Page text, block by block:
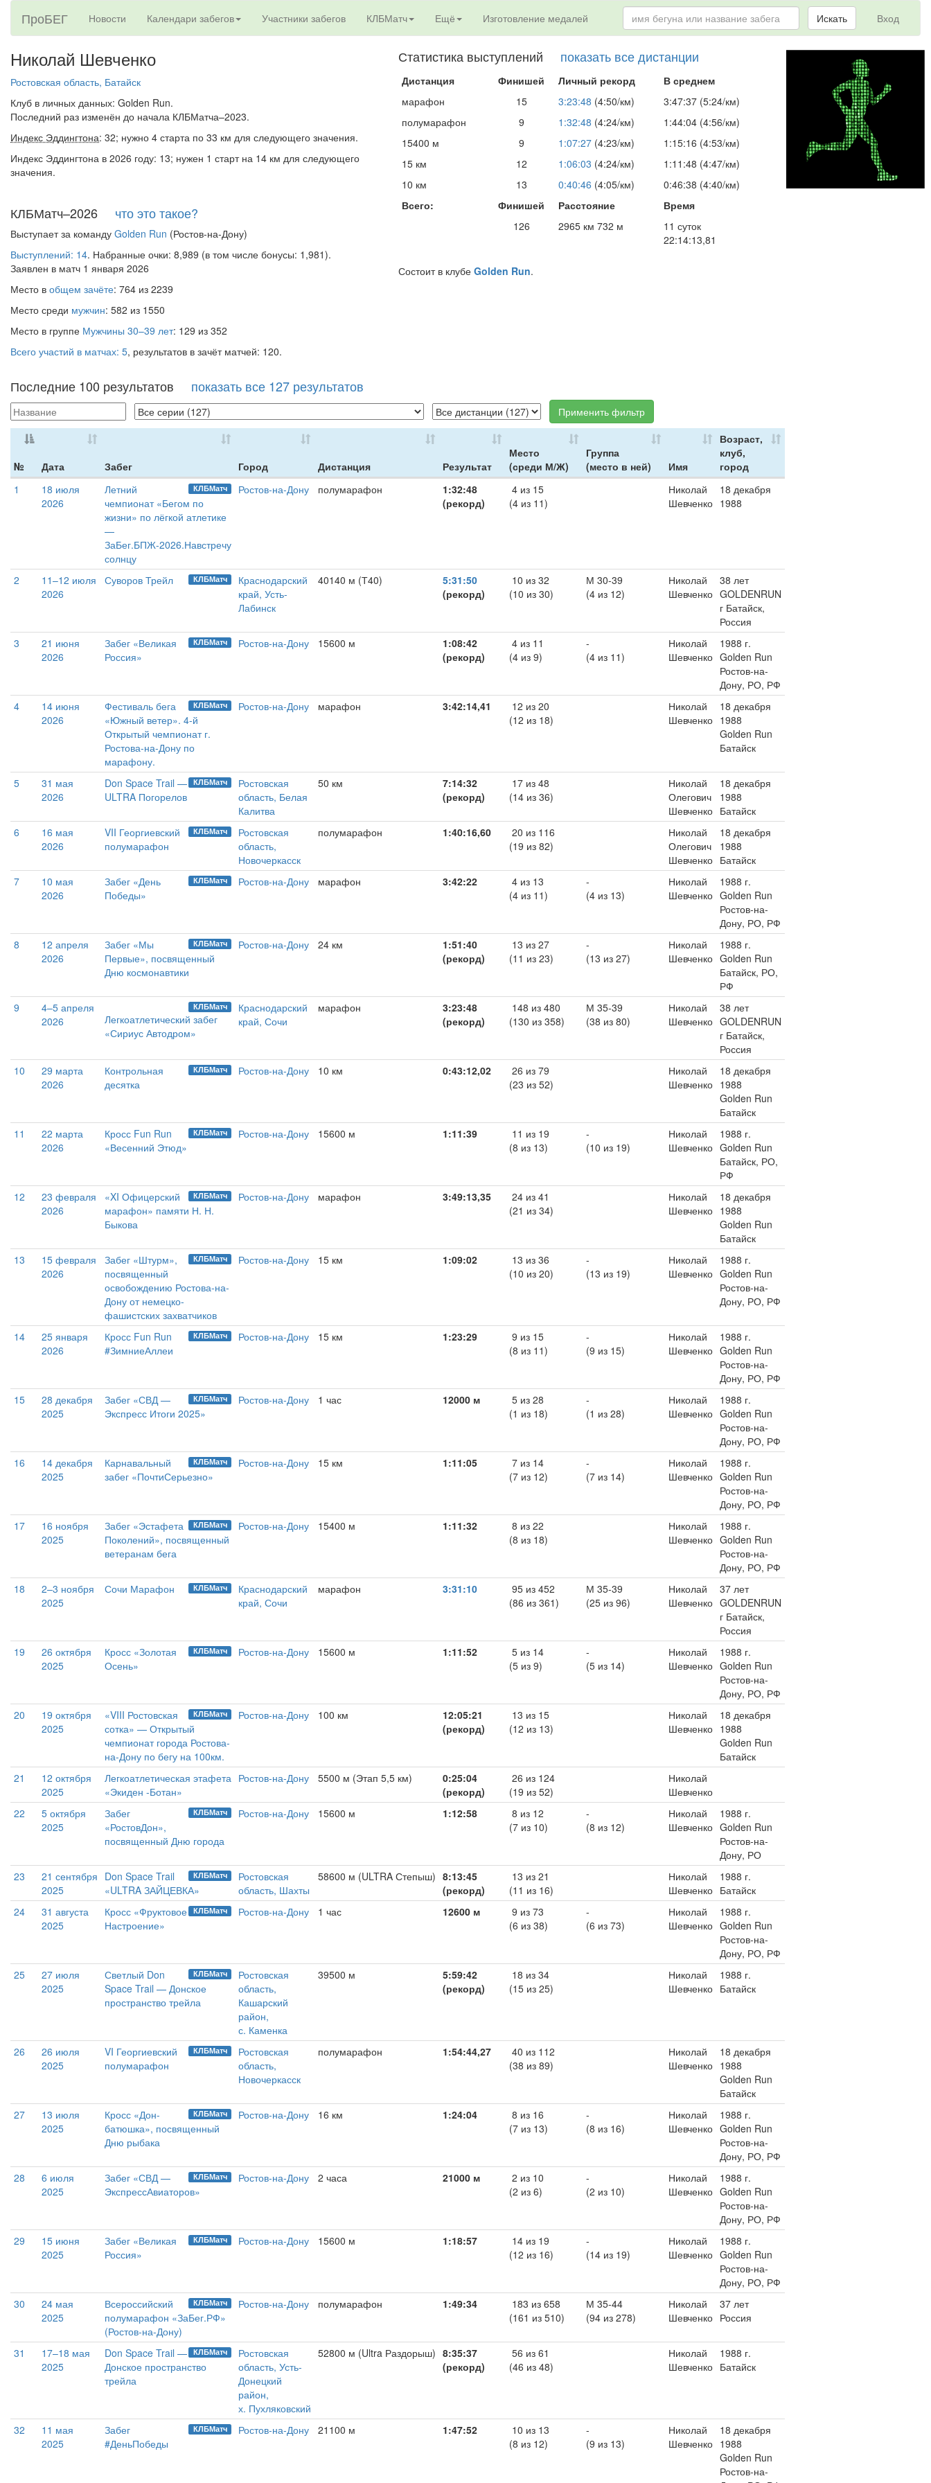
ПроБЕГ Новости Календари забегов Участники забегов КЛБМатч Ещё Изготовление медалей Вход
Искать
Николай Шевченко
Ростовская область, Батайск
Клуб в личных данных: Golden Run.
Последний раз изменён до начала КЛБМатча–2023.
Индекс Эддингтона: 32; нужно 4 старта по 33 км для следующего значения.
Индекс Эддингтона в 2026 году: 13; нужен 1 старт на 14 км для следующего
значения.
КЛБМатч–2026 что это такое?
Выступает за команду Golden Run (Ростов-на-Дону)
Выступлений: 14. Набранные очки: 8,989 (в том числе бонусы: 1,981).
Заявлен в матч 1 января 2026
Место в общем зачёте: 764 из 2239
Место среди мужчин: 582 из 1550
Место в группе Мужчины 30–39 лет: 129 из 352
Всего участий в матчах: 5, результатов в зачёт матчей: 120.
Статистика выступлений показать все дистанции
Дистанция Финишей Личный рекорд
В среднем
марафон
15 3:23:48 (4:50/км)
3:47:37 (5:24/км)
полумарафон
9 1:32:48 (4:24/км)
1:44:04 (4:56/км)
15400 м
9 1:07:27 (4:23/км)
1:15:16 (4:53/км)
15 км
12 1:06:03 (4:24/км)
1:11:48 (4:47/км)
10 км
13 0:40:46 (4:05/км)
0:46:38 (4:40/км)
Всего:
Финишей Расстояние
Время
126
2965 км 732 м
11 суток
22:14:13,81
Состоит в клубе Golden Run.
Последние 100 результатов показать все 127 результатов
Применить фильтр
№ Дата Забег Город Дистанция Результат
Место
(среди М/Ж)
Группа
(место в ней)
Имя
Возраст,
клуб,
город
1
18 июля
2026
КЛБМатч
Летний
чемпионат «Бегом по
жизни» по лёгкой атлетике
—
ЗаБег.БПЖ-2026.Навстречу
солнцу
Ростов-на-Дону полумарафон
1:32:48
(рекорд)
4 из 15
(4 из 11)
Николай
Шевченко
18 декабря
1988
2
11–12 июля
2026
КЛБМатч
Суворов Трейл
Краснодарский
край, Усть-
Лабинск
40140 м (Т40)
5:31:50
(рекорд)
10 из 32
(10 из 30)
М 30-39
(4 из 12)
Николай
Шевченко
38 лет
GOLDENRUN
г Батайск,
Россия
3
21 июня
2026
КЛБМатч
Забег «Великая
Россия»
Ростов-на-Дону 15600 м
1:08:42
(рекорд)
4 из 11
(4 из 9)
-
(4 из 11)
Николай
Шевченко
1988 г.
Golden Run
Ростов-на-
Дону, РО, РФ
4
14 июня
2026
КЛБМатч
Фестиваль бега
«Южный ветер». 4-й
Открытый чемпионат г.
Ростова-на-Дону по
марафону.
Ростов-на-Дону марафон 3:42:14,41
12 из 20
(12 из 18)
Николай
Шевченко
18 декабря
1988
Golden Run
Батайск
5
31 мая
2026
КЛБМатч
Don Space Trail —
ULTRA Погорелов
Ростовская
область, Белая
Калитва
50 км
7:14:32
(рекорд)
17 из 48
(14 из 36)
Николай
Олегович
Шевченко
18 декабря
1988
Батайск
6
16 мая
2026
КЛБМатч
VII Георгиевский
полумарафон
Ростовская
область,
Новочеркасск
полумарафон 1:40:16,60
20 из 116
(19 из 82)
Николай
Олегович
Шевченко
18 декабря
1988
Батайск
7
10 мая
2026
КЛБМатч
Забег «День
Победы»
Ростов-на-Дону марафон 3:42:22
4 из 13
(4 из 11)
-
(4 из 13)
Николай
Шевченко
1988 г.
Golden Run
Ростов-на-
Дону, РО, РФ
8
12 апреля
2026
КЛБМатч
Забег «Мы
Первые», посвященный
Дню космонавтики
Ростов-на-Дону 24 км
1:51:40
(рекорд)
13 из 27
(11 из 23)
-
(13 из 27)
Николай
Шевченко
1988 г.
Golden Run
Батайск, РО,
РФ
9
4–5 апреля
2026
КЛБМатч
Легкоатлетический забег
«Сириус Автодром»
Краснодарский
край, Сочи
марафон
3:23:48
(рекорд)
148 из 480
(130 из 358)
М 35-39
(38 из 80)
Николай
Шевченко
38 лет
GOLDENRUN
г Батайск,
Россия
10
29 марта
2026
КЛБМатч
Контрольная
десятка
Ростов-на-Дону 10 км 0:43:12,02
26 из 79
(23 из 52)
Николай
Шевченко
18 декабря
1988
Golden Run
Батайск
11
22 марта
2026
КЛБМатч
Кросс Fun Run
«Весенний Этюд»
Ростов-на-Дону 15600 м 1:11:39
11 из 19
(8 из 13)
-
(10 из 19)
Николай
Шевченко
1988 г.
Golden Run
Батайск, РО,
РФ
12
23 февраля
2026
КЛБМатч
«XI Офицерский
марафон» памяти Н. Н.
Быкова
Ростов-на-Дону марафон 3:49:13,35
24 из 41
(21 из 34)
Николай
Шевченко
18 декабря
1988
Golden Run
Батайск
13
15 февраля
2026
КЛБМатч
Забег «Штурм»,
посвященный
освобождению Ростова-на-
Дону от немецко-
фашистских захватчиков
Ростов-на-Дону 15 км 1:09:02
13 из 36
(10 из 20)
-
(13 из 19)
Николай
Шевченко
1988 г.
Golden Run
Ростов-на-
Дону, РО, РФ
14
25 января
2026
КЛБМатч
Кросс Fun Run
#ЗимниеАллеи
Ростов-на-Дону 15 км 1:23:29
9 из 15
(8 из 11)
-
(9 из 15)
Николай
Шевченко
1988 г.
Golden Run
Ростов-на-
Дону, РО, РФ
15
28 декабря
2025
КЛБМатч
Забег «СВД —
Экспресс Итоги 2025»
Ростов-на-Дону 1 час 12000 м
5 из 28
(1 из 18)
-
(1 из 28)
Николай
Шевченко
1988 г.
Golden Run
Ростов-на-
Дону, РО, РФ
16
14 декабря
2025
КЛБМатч
Карнавальный
забег «ПочтиСерьезно»
Ростов-на-Дону 15 км 1:11:05
7 из 14
(7 из 12)
-
(7 из 14)
Николай
Шевченко
1988 г.
Golden Run
Ростов-на-
Дону, РО, РФ
17
16 ноября
2025
КЛБМатч
Забег «Эстафета
Поколений», посвященный
ветеранам бега
Ростов-на-Дону 15400 м 1:11:32
8 из 22
(8 из 18)
Николай
Шевченко
1988 г.
Golden Run
Ростов-на-
Дону, РО, РФ
18
2–3 ноября
2025
КЛБМатч
Сочи Марафон
Краснодарский
край, Сочи
марафон 3:31:10
95 из 452
(86 из 361)
М 35-39
(25 из 96)
Николай
Шевченко
37 лет
GOLDENRUN
г Батайск,
Россия
19
26 октября
2025
КЛБМатч
Кросс «Золотая
Осень»
Ростов-на-Дону 15600 м 1:11:52
5 из 14
(5 из 9)
-
(5 из 14)
Николай
Шевченко
1988 г.
Golden Run
Ростов-на-
Дону, РО, РФ
20
19 октября
2025
КЛБМатч
«VIII Ростовская
сотка» — Открытый
чемпионат города Ростова-
на-Дону по бегу на 100км.
Ростов-на-Дону 100 км
12:05:21
(рекорд)
13 из 15
(12 из 13)
Николай
Шевченко
18 декабря
1988
Golden Run
Батайск
21
12 октября
2025
Легкоатлетическая этафета
«Экиден -Ботан»
Ростов-на-Дону 5500 м (Этап 5,5 км)
0:25:04
(рекорд)
26 из 124
(19 из 52)
Николай
Шевченко
22
5 октября
2025
КЛБМатч
Забег
«РостовДон»,
посвященный Дню города
Ростов-на-Дону 15600 м 1:12:58
8 из 12
(7 из 10)
-
(8 из 12)
Николай
Шевченко
1988 г.
Golden Run
Ростов-на-
Дону, РО
23
21 сентября
2025
КЛБМатч
Don Space Trail
«ULTRA ЗАЙЦЕВКА»
Ростовская
область, Шахты
58600 м (ULTRA Степыш) 8:13:45
(рекорд)
13 из 21
(11 из 16)
Николай
Шевченко
1988 г.
Батайск
24
31 августа
2025
КЛБМатч
Кросс «Фруктовое
Настроение»
Ростов-на-Дону 1 час 12600 м
9 из 73
(6 из 38)
-
(6 из 73)
Николай
Шевченко
1988 г.
Golden Run
Ростов-на-
Дону, РО, РФ
25
27 июля
2025
КЛБМатч
Светлый Don
Space Trail — Донское
пространство трейла
Ростовская
область,
Кашарский
район,
с. Каменка
39500 м
5:59:42
(рекорд)
18 из 34
(15 из 25)
Николай
Шевченко
1988 г.
Батайск
26
26 июля
2025
КЛБМатч
VI Георгиевский
полумарафон
Ростовская
область,
Новочеркасск
полумарафон 1:54:44,27
40 из 112
(38 из 89)
Николай
Шевченко
18 декабря
1988
Golden Run
Батайск
27
13 июля
2025
КЛБМатч
Кросс «Дон-
батюшка», посвященный
Дню рыбака
Ростов-на-Дону 16 км 1:24:04
8 из 16
(7 из 13)
-
(8 из 16)
Николай
Шевченко
1988 г.
Golden Run
Ростов-на-
Дону, РО, РФ
28
6 июля
2025
КЛБМатч
Забег «СВД —
ЭкспрессАвиаторов»
Ростов-на-Дону 2 часа 21000 м
2 из 10
(2 из 6)
-
(2 из 10)
Николай
Шевченко
1988 г.
Golden Run
Ростов-на-
Дону, РО, РФ
29
15 июня
2025
КЛБМатч
Забег «Великая
Россия»
Ростов-на-Дону 15600 м 1:18:57
14 из 19
(12 из 16)
-
(14 из 19)
Николай
Шевченко
1988 г.
Golden Run
Ростов-на-
Дону, РО, РФ
30
24 мая
2025
КЛБМатч
Всероссийский
полумарафон «ЗаБег.РФ»
(Ростов-на-Дону)
Ростов-на-Дону полумарафон 1:49:34
183 из 658
(161 из 510)
М 35-44
(94 из 278)
Николай
Шевченко
37 лет
Россия
31
17–18 мая
2025
КЛБМатч
Don Space Trail —
Донское пространство
трейла
Ростовская
область, Усть-
Донецкий
район,
х. Пухляковский
52800 м (Ultra Раздорыш) 8:35:37
(рекорд)
56 из 61
(46 из 48)
Николай
Шевченко
1988 г.
Батайск
32
11 мая
2025
КЛБМатч
Забег
#ДеньПобеды
Ростов-на-Дону 21100 м 1:47:52
10 из 13
(8 из 12)
-
(9 из 13)
Николай
Шевченко
18 декабря
1988
Golden Run
Ростов-на-